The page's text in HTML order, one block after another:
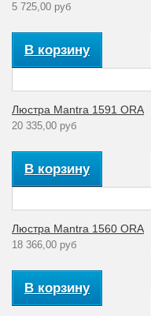
5 725,00 руб
В корзину
Люстра Mantra 1591 ORA
20 335,00 руб
В корзину
Люстра Mantra 1560 ORA
18 366,00 руб
В корзину